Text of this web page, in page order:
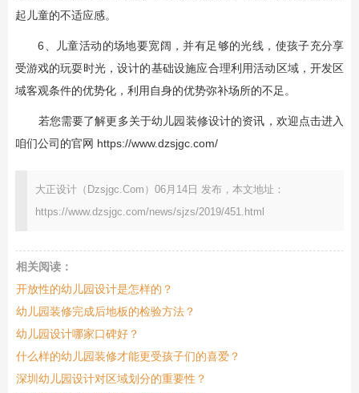
起儿童的不适应感。
6、儿童活动的场地要宽阔，并有足够的光线，使孩子充分享
受游戏的玩耍时光，设计的基础设施应合理利用活动区域，开发区
域客观条件的优势化，利用自身的优势弥补场所的不足。
若您需要了解更多关于幼儿园装修设计的资讯，欢迎点击进入
咱们公司的官网 https://www.dzsjgc.com/
大正设计（Dzsjgc.Com）06月14日 发布，本文地址：
https://www.dzsjgc.com/news/sjzs/2019/451.html
相关阅读：
开放性的幼儿园设计是怎样的？
幼儿园装修完成后地板的检验方法？
幼儿园设计哪家口碑好？
什么样的幼儿园装修才能更受孩子们的喜爱？
深圳幼儿园设计对区域划分的重要性？